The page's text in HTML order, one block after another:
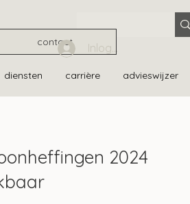
contact
diensten carrière advieswijzer
Inloggen
2024